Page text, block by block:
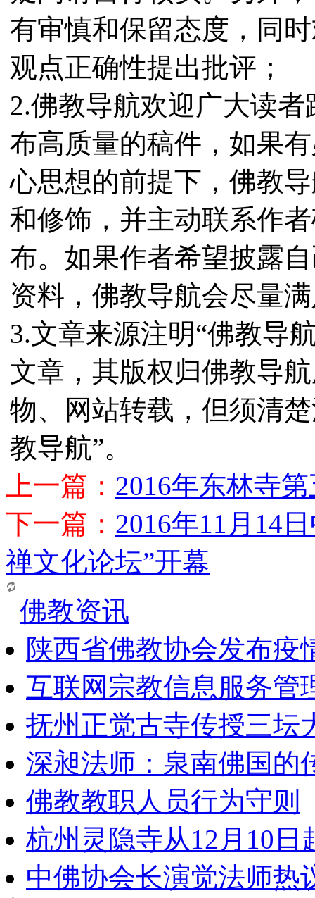
有审慎和保留态度，同
观点正确性提出批评；
2.佛教导航欢迎广大读
布高质量的稿件，如果
心思想的前提下，佛教
和修饰，并主动联系作
布。如果作者希望披露
资料，佛教导航会尽量
3.文章来源注明“佛教导
文章，其版权归佛教导
物、网站转载，但须清
教导航”。
上一篇： 2016年东林寺
下一篇： 2016年11月14
禅文化论坛”开幕
佛教资讯
陕西省佛教协会发布疫
互联网宗教信息服务管
抚州正觉古寺传授三坛
深昶法师：泉南佛国的
佛教教职人员行为守则
杭州灵隐寺从12月10日
中佛协会长演觉法师热